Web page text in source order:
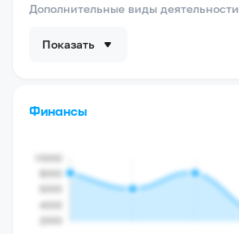
Дополнительные виды деятельности
Показать
Финансы